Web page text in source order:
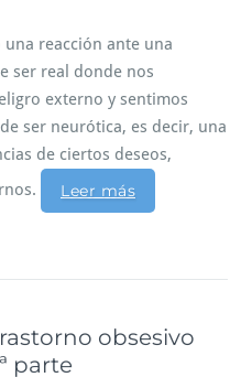
una reacción ante una
ser real donde nos
externo y sentimos
ser neurótica, es decir, una
de ciertos deseos,
Leer más
obsesivo
parte